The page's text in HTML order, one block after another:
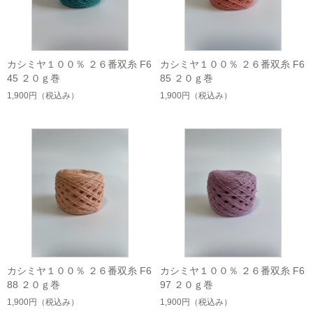
カシミヤ１００％ ２６番双糸 F6
45 ２０ｇ巻
1,900円 （税込み）
カシミヤ１００％ ２６番双糸 F6
85 ２０ｇ巻
1,900円 （税込み）
カシミヤ１００％ ２６番双糸 F6
88 ２０ｇ巻
1,900円 （税込み）
カシミヤ１００％ ２６番双糸 F6
97 ２０ｇ巻
1,900円 （税込み）